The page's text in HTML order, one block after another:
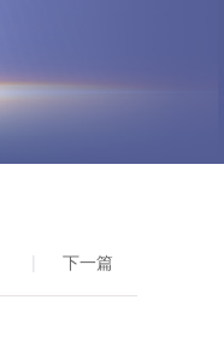
| 下一篇